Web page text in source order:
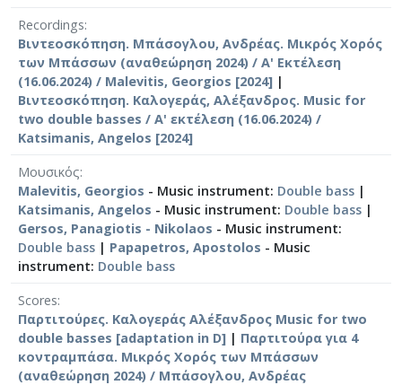
Recordings
Βιντεοσκόπηση. Μπάσογλου, Ανδρέας. Μικρός Χορός
των Μπάσσων (αναθεώρηση 2024) / Α' Εκτέλεση
(16.06.2024) / Malevitis, Georgios [2024] |
Βιντεοσκόπηση. Καλογεράς, Αλέξανδρος. Music for
two double basses / Α' εκτέλεση (16.06.2024) /
Katsimanis, Angelos [2024]
Μουσικός
Malevitis, Georgios - Music instrument: Double bass |
Katsimanis, Angelos - Music instrument: Double bass |
Gersos, Panagiotis - Nikolaos - Music instrument:
Double bass | Papapetros, Apostolos - Music
instrument: Double bass
Scores
Παρτιτούρες. Καλογεράς Αλέξανδρος Music for two
double basses [adaptation in D] | Παρτιτούρα για 4
κοντραμπάσα. Μικρός Χορός των Μπάσσων
(αναθεώρηση 2024) / Μπάσογλου, Ανδρέας